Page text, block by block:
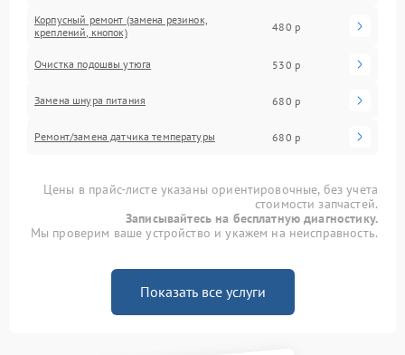
Корпусный ремонт (замена резинок,
креплений, кнопок)
480 р
Очистка подошвы утюга 530 р
Замена шнура питания 680 р
Ремонт/замена датчика температуры 680 р
Цены в прайс-листе указаны ориентировочные, без учета
стоимости запчастей.
Записывайтесь на бесплатную диагностику.
Мы проверим ваше устройство и укажем на неисправность.
Показать все услуги